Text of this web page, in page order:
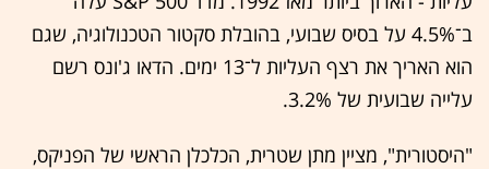
ב־4.5% על בסיס שבועי, בהובלת סקטור הטכנולוגיה, שגם
הוא האריך את רצף העליות ל־13 ימים. הדאו ג'ונס רשם
עלייה שבועית של 3.2%.
"היסטורית", מציין מתן שטרית, הכלכלן הראשי של הפניקס,